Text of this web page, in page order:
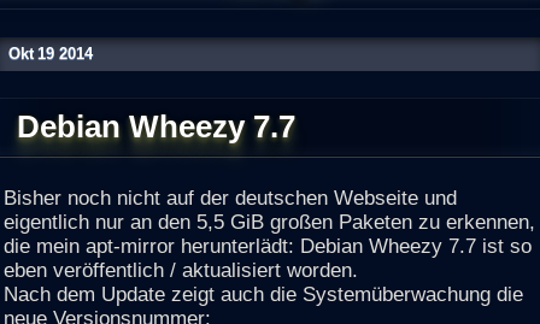
Okt 19 2014
Debian Wheezy 7.7
Bisher noch nicht auf der deutschen Webseite und
eigentlich nur an den 5,5 GiB großen Paketen zu erkennen,
die mein apt-mirror herunterlädt: Debian Wheezy 7.7 ist so
eben veröffentlich / aktualisiert worden.
Nach dem Update zeigt auch die Systemüberwachung die
neue Versionsnummer: